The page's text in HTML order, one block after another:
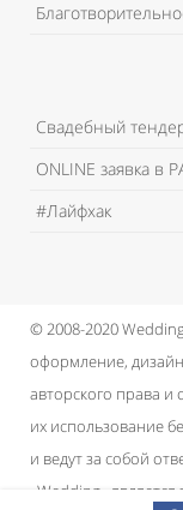
Свадебный
ONLINE заявка в
#Лайфхак
© 2008-2020
оформление,
авторского права и
их использование
и ведут за собой
«Wedding»